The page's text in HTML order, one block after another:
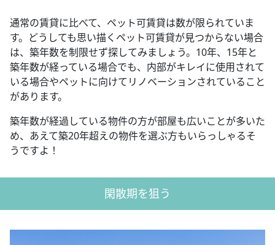
通常の賃貸に比べて、ペット可賃貸は数が限られていま
す。どうしても思い描くペット可賃貸が見つからない場合
は、築年数を制限せず探してみましょう。10年、15年と
築年数が経っている場合でも、内部がキレイに使用されて
いる場合やペットに向けてリノベーションされていること
があります。
築年数が経過している物件の方が部屋も広いことが多いた
め、あえて築20年超えの物件を選ぶ方もいらっしゃるそ
うですよ！
閑散期を狙う